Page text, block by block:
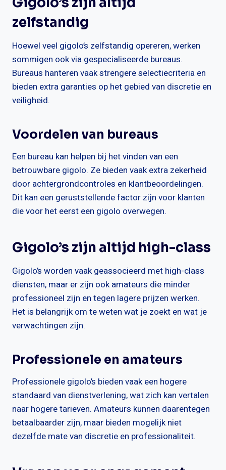
zelfstandig
Hoewel veel gigolo’s zelfstandig opereren, werken
sommigen ook via gespecialiseerde bureaus.
Bureaus hanteren vaak strengere selectiecriteria en
bieden extra garanties op het gebied van discretie en
veiligheid.
Voordelen van bureaus
Een bureau kan helpen bij het vinden van een
betrouwbare gigolo. Ze bieden vaak extra zekerheid
door achtergrondcontroles en klantbeoordelingen.
Dit kan een geruststellende factor zijn voor klanten
die voor het eerst een gigolo overwegen.
Gigolo’s zijn altijd high-class
Gigolo’s worden vaak geassocieerd met high-class
diensten, maar er zijn ook amateurs die minder
professioneel zijn en tegen lagere prijzen werken.
Het is belangrijk om te weten wat je zoekt en wat je
verwachtingen zijn.
Professionele en amateurs
Professionele gigolo’s bieden vaak een hogere
standaard van dienstverlening, wat zich kan vertalen
naar hogere tarieven. Amateurs kunnen daarentegen
betaalbaarder zijn, maar bieden mogelijk niet
dezelfde mate van discretie en professionaliteit.